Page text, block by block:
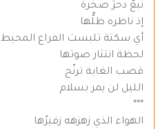
نبعٌ دحرَ صخرة
إذ ناظره ظلُّها
أي سكتة تلبست الفراغ المحيط
لحظة انتثار صوتها
قصب الغابة ترنّح
الليل لن يمر بسلام
***
الهواء الذي زهزهه زفيرُها